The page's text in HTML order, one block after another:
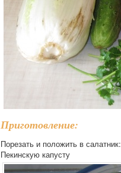
Приготовление:
Порезать и положить в салатник:
Пекинскую капусту